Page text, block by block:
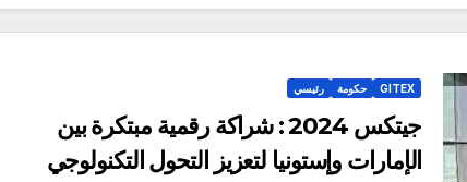
GITEX حكومة رئيسي
جيتكس 2024 : شراكة رقمية مبتكرة بين
الإمارات وإستونيا لتعزيز التحول التكنولوجي